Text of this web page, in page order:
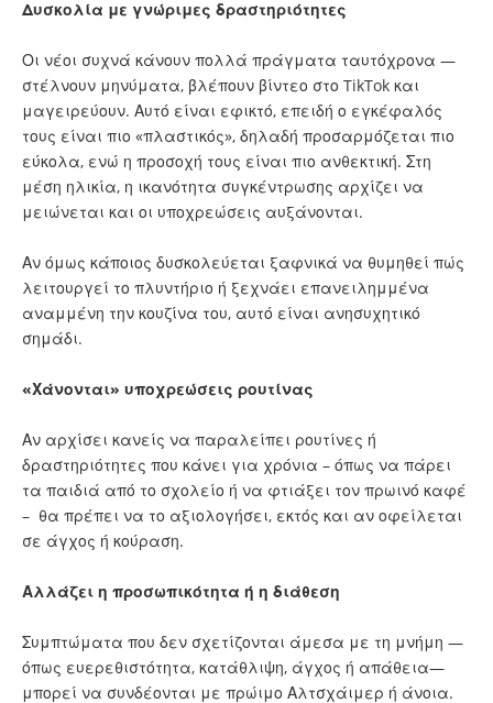
Δυσκολία με γνώριμες δραστηριότητες
Οι νέοι συχνά κάνουν πολλά πράγματα ταυτόχρονα —
στέλνουν μηνύματα, βλέπουν βίντεο στο TikTok και
μαγειρεύουν. Αυτό είναι εφικτό, επειδή ο εγκέφαλός
τους είναι πιο «πλαστικός», δηλαδή προσαρμόζεται πιο
εύκολα, ενώ η προσοχή τους είναι πιο ανθεκτική. Στη
μέση ηλικία, η ικανότητα συγκέντρωσης αρχίζει να
μειώνεται και οι υποχρεώσεις αυξάνονται.
Αν όμως κάποιος δυσκολεύεται ξαφνικά να θυμηθεί πώς
λειτουργεί το πλυντήριο ή ξεχνάει επανειλημμένα
αναμμένη την κουζίνα του, αυτό είναι ανησυχητικό
σημάδι.
«Χάνονται» υποχρεώσεις ρουτίνας
Αν αρχίσει κανείς να παραλείπει ρουτίνες ή
δραστηριότητες που κάνει για χρόνια – όπως να πάρει
τα παιδιά από το σχολείο ή να φτιάξει τον πρωινό καφέ
– θα πρέπει να το αξιολογήσει, εκτός και αν οφείλεται
σε άγχος ή κούραση.
Αλλάζει η προσωπικότητα ή η διάθεση
Συμπτώματα που δεν σχετίζονται άμεσα με τη μνήμη —
όπως ευερεθιστότητα, κατάθλιψη, άγχος ή απάθεια—
μπορεί να συνδέονται με πρώιμο Αλτσχάιμερ ή άνοια.